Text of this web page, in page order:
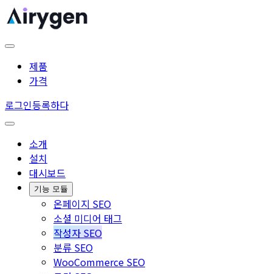
제품
가격
로그인등록하다
소개
설치
대시보드
기능 모듈
온페이지 SEO
소셜 미디어 태그
작성자 SEO
분류 SEO
WooCommerce SEO